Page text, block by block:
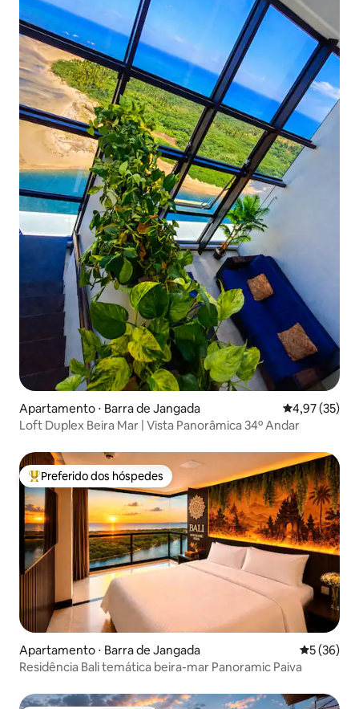
Apartamento ⋅ Barra de Jangada 4,97 de uma
4,97 (35)
Loft Duplex Beira Mar | Vista Panorâmica 34º Andar
Entre os melhores preferidos dos hóspedes
Preferido dos hóspedes
Apartamento ⋅ Barra de Jangada 5 de uma
5 (36)
Residência Bali temática beira-mar Panoramic Paiva